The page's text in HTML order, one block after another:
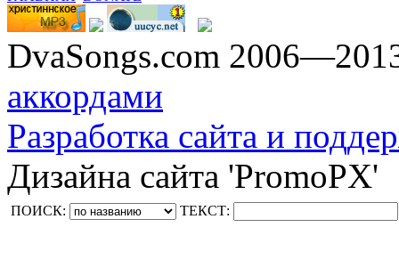
DvaSongs.com
аккордами
Разработка сайта и
Дизайна сайта 'PromoPX'
ПОИСК: ТЕКСТ: